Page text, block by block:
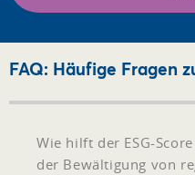
FAQ: Häufige Fragen
Wie hilft der ESG-
der Bewältigung von